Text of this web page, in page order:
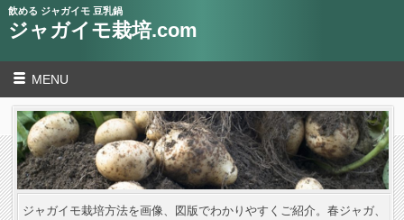
飲める ジャガイモ 豆乳鍋
ジャガイモ栽培.com
MENU
ジャガイモ栽培方法を画像、図版でわかりやすくご紹介。春ジャガ、